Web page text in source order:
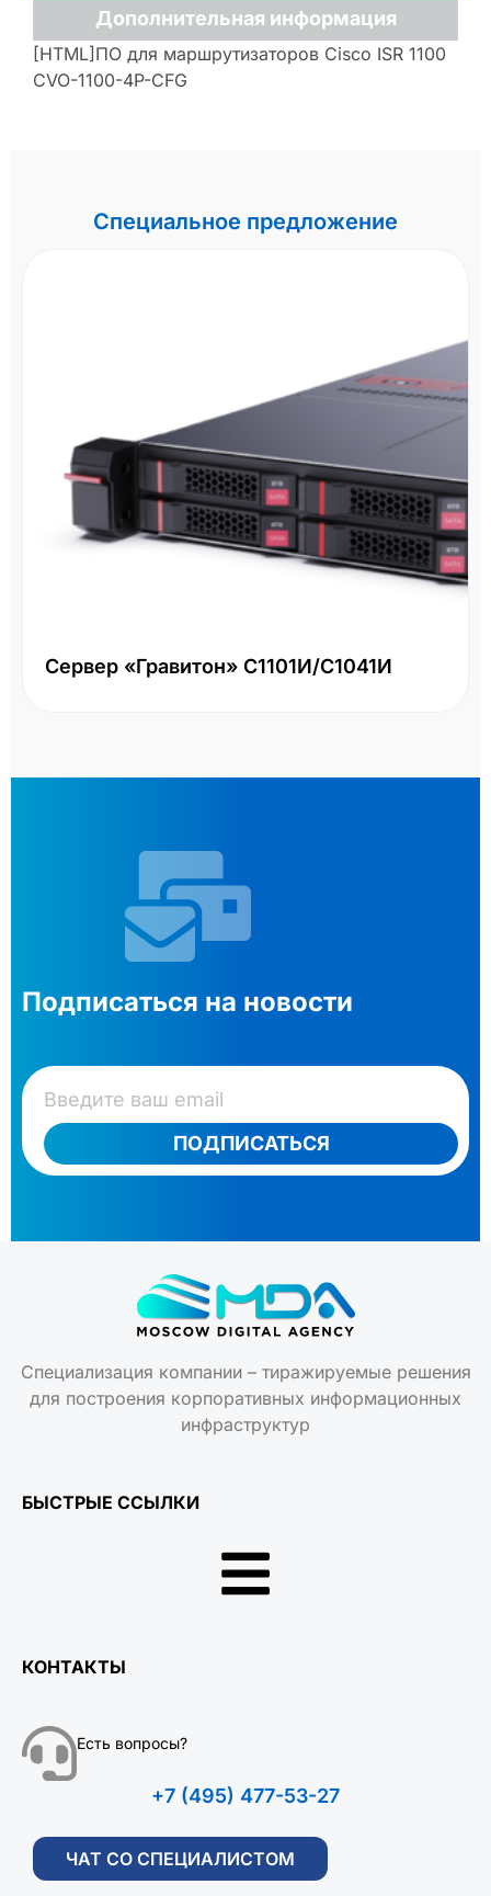
Дополнительная информация
[HTML]ПО для маршрутизаторов Cisco ISR 1100
CVO-1100-4P-CFG
Специальное предложение
Сервер «Гравитон» С1101И/С1041И
Подписаться на новости
ПОДПИСАТЬСЯ
Специализация компании – тиражируемые решения
для построения корпоративных информационных
инфраструктур
БЫСТРЫЕ ССЫЛКИ
КОНТАКТЫ
Есть вопросы?
+7 (495) 477-53-27
ЧАТ СО СПЕЦИАЛИСТОМ